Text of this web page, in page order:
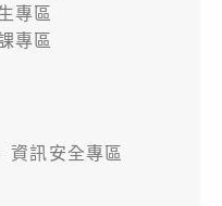
專區
專區
資訊安全專區